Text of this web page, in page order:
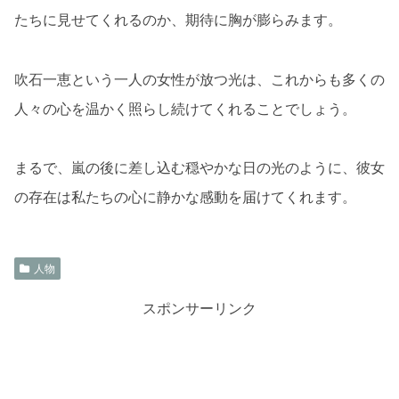
たちに見せてくれるのか、期待に胸が膨らみます。
吹石一恵という一人の女性が放つ光は、これからも多くの
人々の心を温かく照らし続けてくれることでしょう。
まるで、嵐の後に差し込む穏やかな日の光のように、彼女
の存在は私たちの心に静かな感動を届けてくれます。
人物
スポンサーリンク